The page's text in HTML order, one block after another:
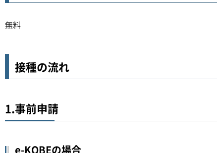
無料
接種の流れ
1.事前申請
e-KOBEの場合